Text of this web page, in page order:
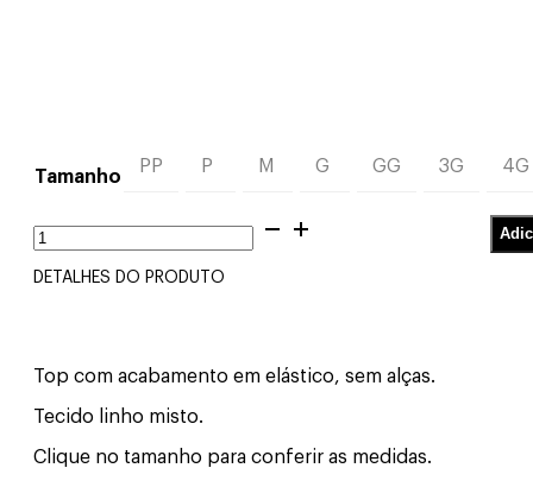
Tamanho
PP P M G GG 3G 4G
Top
Balonê
Linho
Listrado
quantidade
DETALHES DO PRODUTO
Top com acabamento em elástico, sem alças.
Tecido linho misto.
Clique no tamanho para conferir as medidas.